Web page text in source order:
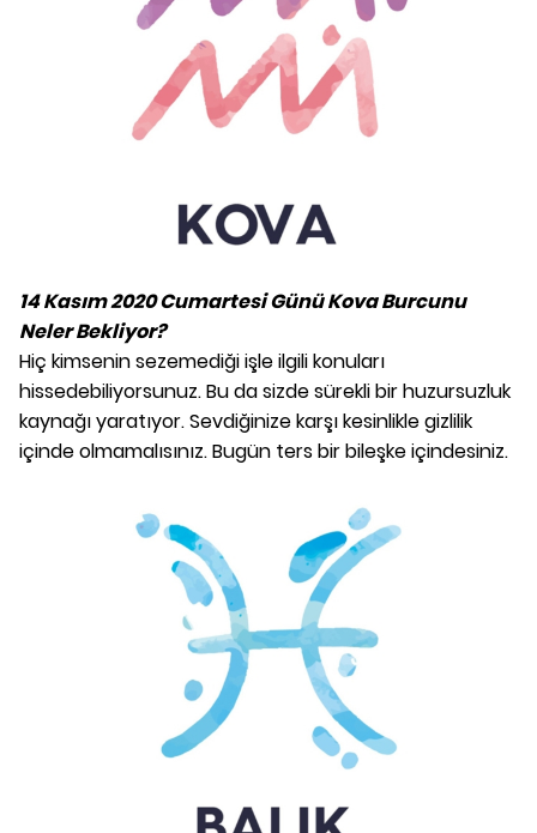
14 Kasım 2020 Cumartesi Günü Kova Burcunu
Neler Bekliyor?
Hiç kimsenin sezemediği işle ilgili konuları
hissedebiliyorsunuz. Bu da sizde sürekli bir huzursuzluk
kaynağı yaratıyor. Sevdiğinize karşı kesinlikle gizlilik
içinde olmamalısınız. Bugün ters bir bileşke içindesiniz.